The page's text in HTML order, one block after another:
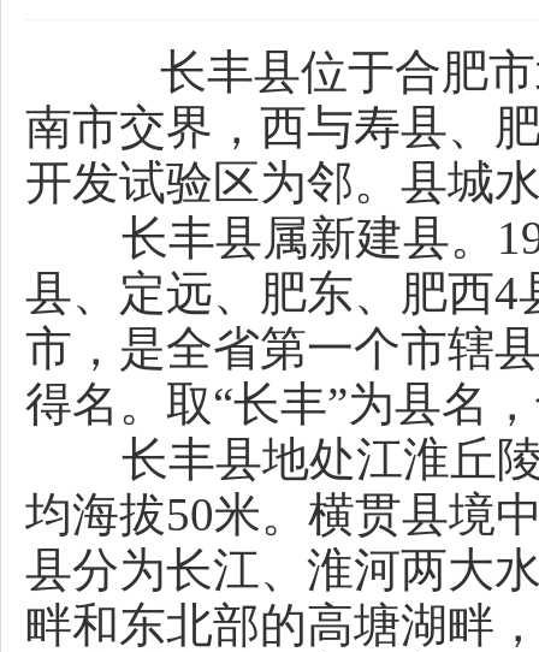
长丰县位于合肥市
南市交界，西与寿县、
开发试验区为邻。县城
长丰县属新建县。
县、定远、肥东、肥西
市，是全省第一个市辖
得名。取“长丰”为县名
长丰县地处江淮丘陵
均海拔50米。横贯县境
县分为长江、淮河两大
畔和东北部的高塘湖畔